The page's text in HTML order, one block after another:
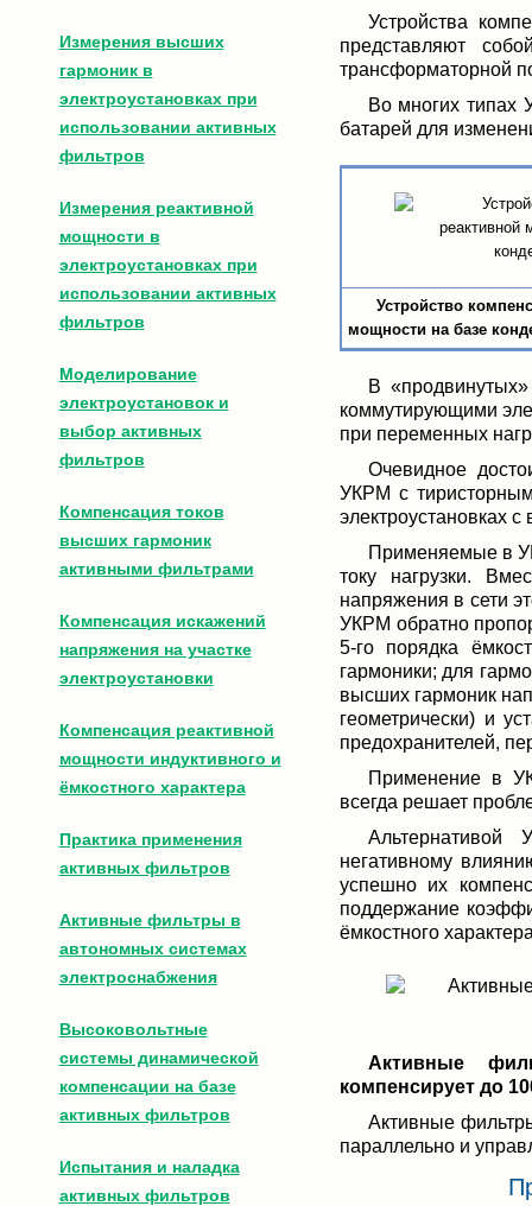
Измерения высших
гармоник в
электроустановках при
использовании активных
фильтров
Измерения реактивной
мощности в
электроустановках при
использовании активных
фильтров
Моделирование
электроустановок и
выбор активных
фильтров
Компенсация токов
высших гармоник
активными фильтрами
Компенсация искажений
напряжения на участке
электроустановки
Компенсация реактивной
мощности индуктивного и
ёмкостного характера
Практика применения
активных фильтров
Активные фильтры в
автономных системах
электроснабжения
Высоковольтные
системы динамической
компенсации на базе
активных фильтров
Испытания и наладка
активных фильтров
Устройства
представляют
трансформаторной
Во многих типах
батарей для
Устройство
мощности на базе
В
коммутирующими
при переменных
Очевидное
УКРМ с
электроустановках
Применяемые в
току нагрузки.
напряжения в сети
УКРМ обратно
5-го порядка
гармоники; для
высших гармоник
геометрически) и
предохранителей,
Применение в
всегда решает
негативному
успешно их
поддержание
ёмкостного
Активные
компенсирует до
Активные
параллельно и